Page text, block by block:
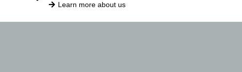
Learn more about us